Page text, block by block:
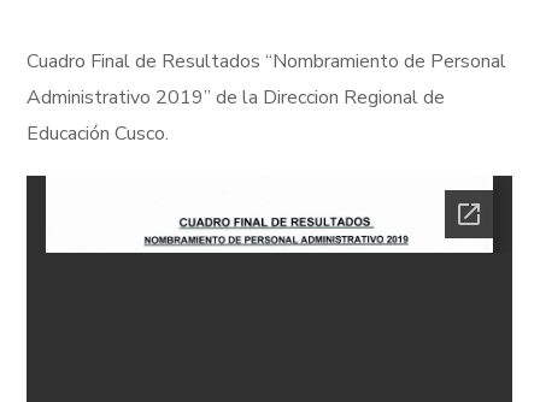
Cuadro Final de Resultados “Nombramiento de Personal
Administrativo 2019” de la Direccion Regional de
Educación Cusco.